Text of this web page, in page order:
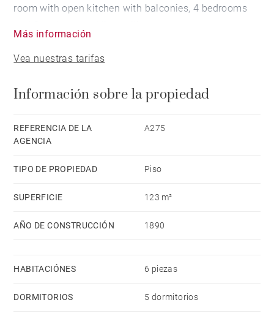
room with open kitchen with balconies, 4 bedrooms
Más información
Vea nuestras tarifas
Información sobre la propiedad
REFERENCIA DE LA
AGENCIA
A275
TIPO DE PROPIEDAD Piso
SUPERFICIE 123 m²
AÑO DE CONSTRUCCIÓN 1890
HABITACIÓNES 6 piezas
DORMITORIOS 5 dormitorios